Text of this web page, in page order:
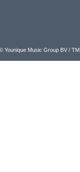
Younique Music Group BV /